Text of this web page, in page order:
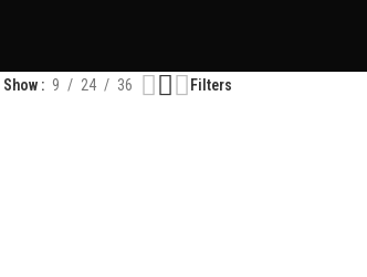
Show 9 24 36 Filters